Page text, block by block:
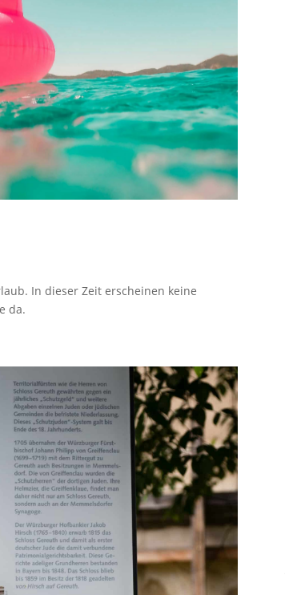
In dieser Zeit erscheinen keine
da.